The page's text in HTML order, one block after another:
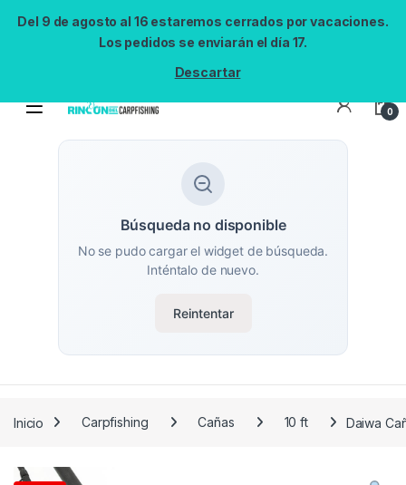
Del 9 de agosto al 16 estaremos cerrados por vacaciones.
Los pedidos se enviarán el día 17.
Descartar
0
Búsqueda no disponible
No se pudo cargar el widget de búsqueda.
Inténtalo de nuevo.
Reintentar
Inicio Carpfishing Cañas 10 ft Daiwa